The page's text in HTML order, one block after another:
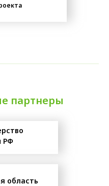
партнеры
РФ
область